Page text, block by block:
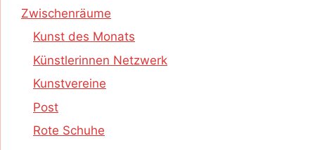
Zwischenräume
Kunst des Monats
Künstlerinnen Netzwerk
Kunstvereine
Post
Rote Schuhe